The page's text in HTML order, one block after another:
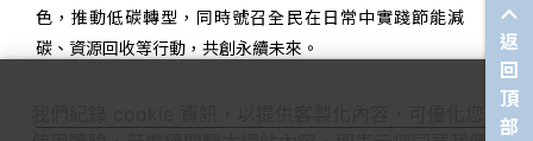
色，推動低碳轉型，同時號召全民在日常中實踐節能減
碳、資源回收等行動，共創永續未來。
返
回
頂
部
我們紀錄 cookie 資訊，以提供客製化內容，可優化您的